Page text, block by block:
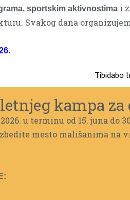
sportskim aktivnostima i
Svakog dana
kampa za
u terminu od 15. juna do
mesto mališanima na